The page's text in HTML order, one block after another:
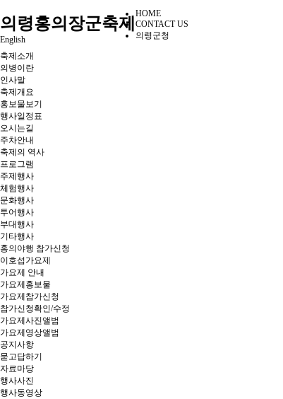
의령홍의장군축제
English
HOME
CONTACT US
의령군청
축제소개
의병이란
인사말
축제개요
홍보물보기
행사일정표
오시는길
주차안내
축제의 역사
프로그램
주제행사
체험행사
문화행사
투어행사
부대행사
기타행사
홍의야행 참가신청
이호섭가요제
가요제 안내
가요제홍보물
가요제참가신청
참가신청확인/수정
가요제사진앨범
가요제영상앨범
공지사항
묻고답하기
자료마당
행사사진
행사동영상